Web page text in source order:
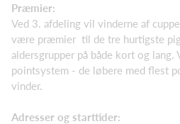
Præmier:
Ved 3. afdeling vil vinderne af
være præmier til de tre hurtigste
aldersgrupper på både kort og lang.
pointsystem - de løbere med flest
vinder.
Adresser og starttider: